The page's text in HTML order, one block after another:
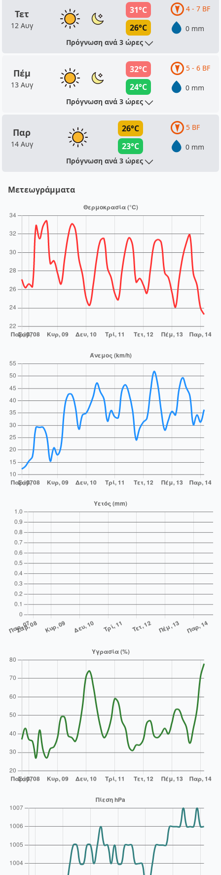
Τετ
12 Αυγ
31°C
26°C
4 - 7 BF
0 mm
Πρόγνωση ανά 3 ώρες
Πέμ
13 Αυγ
32°C
24°C
5 - 6 BF
0 mm
Πρόγνωση ανά 3 ώρες
Παρ
14 Αυγ
26°C
23°C
5 BF
0 mm
Πρόγνωση ανά 3 ώρες
Μετεωγράμματα